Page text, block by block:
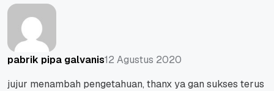
pabrik pipa galvanis12 Agustus 2020
jujur menambah pengetahuan, thanx ya gan sukses terus